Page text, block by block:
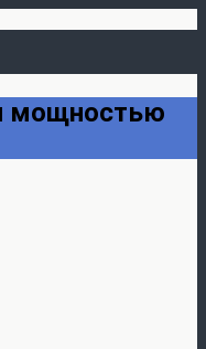
мощностью